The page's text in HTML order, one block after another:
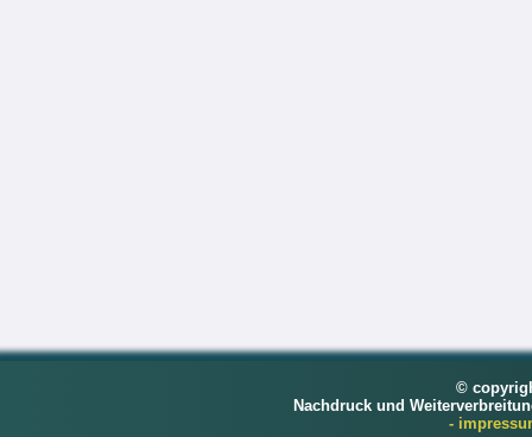
©
Nachdruck und
-